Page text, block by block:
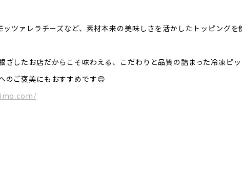
ツァレラチーズなど、素材本来の美味しさを活かしたトッピングを
ざしたお店だからこそ味わえる、こだわりと品質の詰まった冷凍ピ
のご褒美にもおすすめです😊